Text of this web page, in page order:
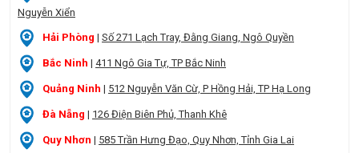
Nguyễn Xiển
Hải Phòng | Số 271 Lạch Tray, Đằng Giang, Ngô Quyền
Bắc Ninh | 411 Ngô Gia Tự, TP Bắc Ninh
Quảng Ninh | 512 Nguyễn Văn Cừ, P Hồng Hải, TP Hạ Long
Đà Nẵng | 126 Điện Biên Phủ, Thanh Khê
Quy Nhơn | 585 Trần Hưng Đạo, Quy Nhơn, Tỉnh Gia Lai